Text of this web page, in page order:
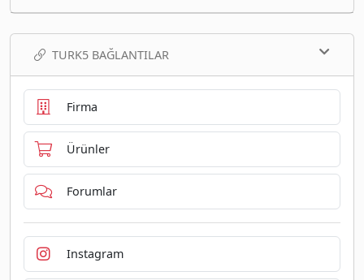
TURK5 BAĞLANTILAR
Firma
Ürünler
Forumlar
Instagram